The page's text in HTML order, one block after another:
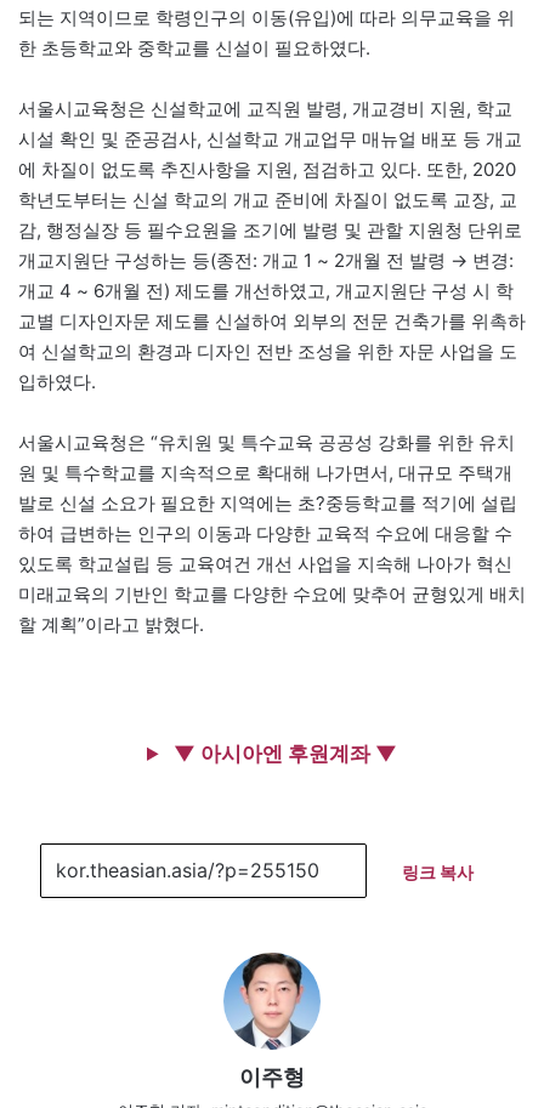
되는 지역이므로 학령인구의 이동(유입)에 따라 의무교육을 위
한 초등학교와 중학교를 신설이 필요하였다.
서울시교육청은 신설학교에 교직원 발령, 개교경비 지원, 학교
시설 확인 및 준공검사, 신설학교 개교업무 매뉴얼 배포 등 개교
에 차질이 없도록 추진사항을 지원, 점검하고 있다. 또한, 2020
학년도부터는 신설 학교의 개교 준비에 차질이 없도록 교장, 교
감, 행정실장 등 필수요원을 조기에 발령 및 관할 지원청 단위로
개교지원단 구성하는 등(종전: 개교 1 ~ 2개월 전 발령 → 변경:
개교 4 ~ 6개월 전) 제도를 개선하였고, 개교지원단 구성 시 학
교별 디자인자문 제도를 신설하여 외부의 전문 건축가를 위촉하
여 신설학교의 환경과 디자인 전반 조성을 위한 자문 사업을 도
입하였다.
서울시교육청은 “유치원 및 특수교육 공공성 강화를 위한 유치
원 및 특수학교를 지속적으로 확대해 나가면서, 대규모 주택개
발로 신설 소요가 필요한 지역에는 초?중등학교를 적기에 설립
하여 급변하는 인구의 이동과 다양한 교육적 수요에 대응할 수
있도록 학교설립 등 교육여건 개선 사업을 지속해 나아가 혁신
미래교육의 기반인 학교를 다양한 수요에 맞추어 균형있게 배치
할 계획”이라고 밝혔다.
▼ 아시아엔 후원계좌 ▼
링크 복사
이주형